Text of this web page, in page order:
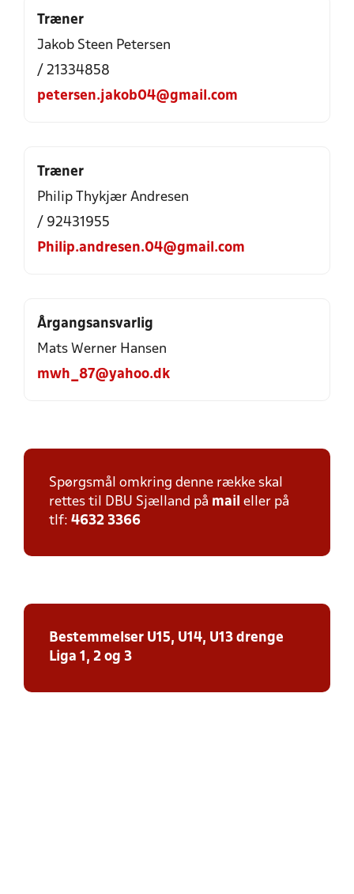
Træner
Jakob Steen Petersen
/ 21334858
petersen.jakob04@gmail.com
Træner
Philip Thykjær Andresen
/ 92431955
Philip.andresen.04@gmail.com
Årgangsansvarlig
Mats Werner Hansen
mwh_87@yahoo.dk
Spørgsmål omkring denne række skal
rettes til DBU Sjælland på mail eller på
tlf: 4632 3366
Bestemmelser U15, U14, U13 drenge
Liga 1, 2 og 3